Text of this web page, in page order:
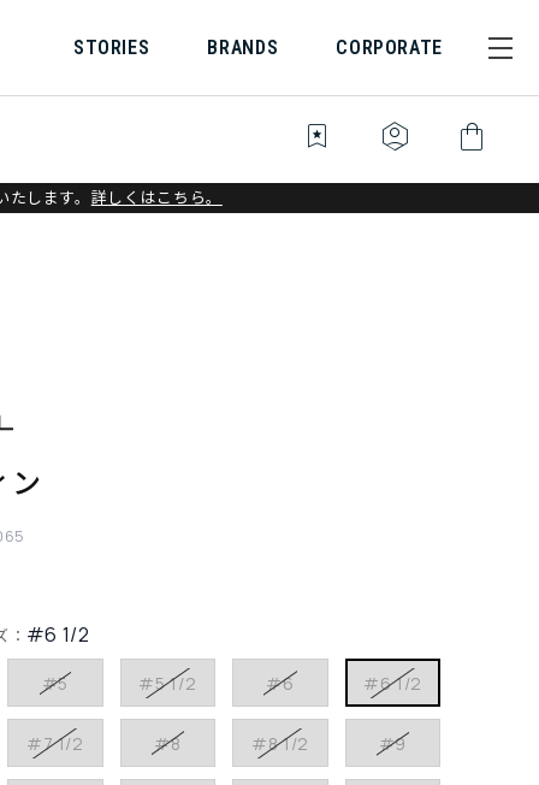
STORIES BRANDS CORPORATE
bookmark_star identity_platform shopping_bag
します。 詳しくはこちら。
ン
： #6 1/2
#5 #5 1/2 #6 #6 1/2
#7 1/2 #8 #8 1/2 #9